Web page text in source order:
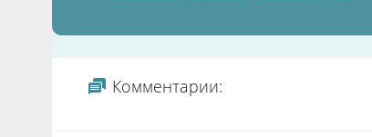
Комментарии: